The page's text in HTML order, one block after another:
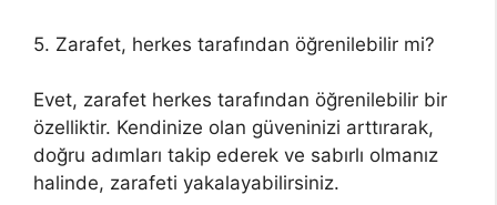
5. Zarafet, herkes tarafından öğrenilebilir mi?
Evet, zarafet herkes tarafından öğrenilebilir bir
özelliktir. Kendinize olan güveninizi arttırarak,
doğru adımları takip ederek ve sabırlı olmanız
halinde, zarafeti yakalayabilirsiniz.